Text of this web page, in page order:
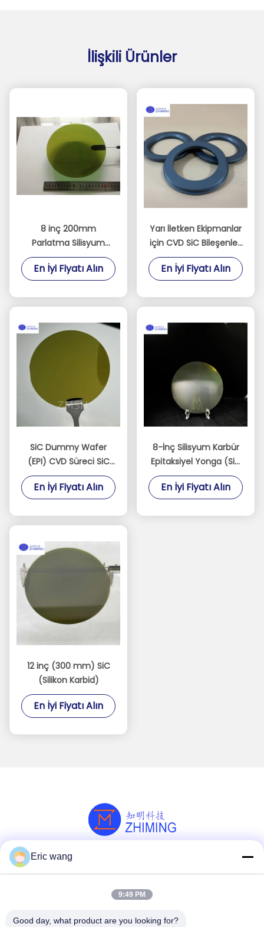
İlişkili Ürünler
8 inç 200mm
Parlatma Silisyum
Karbür Külçe Substrat
Sic Chip Yarı İletken
En İyi Fiyatı Alın
Yarı İletken Ekipmanlar
için CVD SiC Bileşenleri
SiC Halka SiC Elektrot
Kuru Aşındırma
En İyi Fiyatı Alın
SiC Dummy Wafer
(EPI) CVD Süreci SiC
epitaksi ve MOCVD
sistemleri
En İyi Fiyatı Alın
8-İnç Silisyum Karbür
Epitaksiyel Yonga (SiC
Epi Yonga)
En İyi Fiyatı Alın
12 inç (300 mm) SiC
(Silikon Karbid)
En İyi Fiyatı Alın
Hızlı iletişim
Eric wang
9:49 PM
Good day, what product are you looking for?